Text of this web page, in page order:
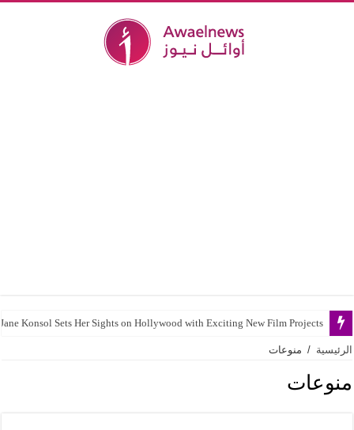
Jane Konsol Sets Her Sights on Hollywood with Exciting New Film Projects
ماغي بو غصن تستعد لتقديم عرضي مسرحية “منتزه الخيران” في سلطنة
الرئيسية / منوعات
منوعات